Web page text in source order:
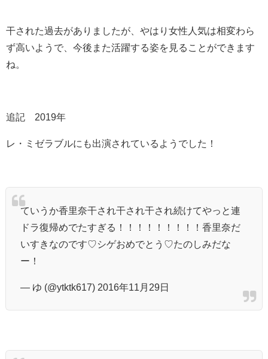
干された過去がありましたが、やはり女性人気は相変わら
ず高いようで、今後また活躍する姿を見ることができます
ね。
追記 2019年
レ・ミゼラブルにも出演されているようでした！
ていうか香里奈干され干され干され続けてやっと連
ドラ復帰めでたすぎる！！！！！！！！！香里奈だ
いすきなのです♡シゲおめでとう♡たのしみだな
ー！
— ゆ (@ytktk617) 2016年11月29日